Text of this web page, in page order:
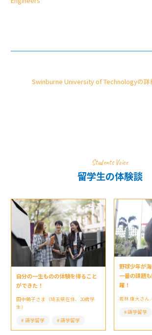
Swinburne University of Technologyの詳
Students Voice
留学生の体験談
自分の一生ものの体験を得ること
ができた！
田中萌子さま（埼玉県在住、20歳学
生）
語学留学
語学留学
野球少年が
一番の課題
躍！
若林 康大さん
語学留学